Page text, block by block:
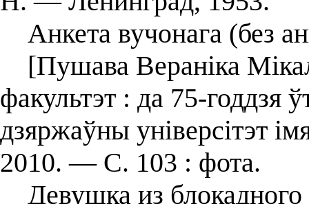
Анкета вучонага (без
[Пушава Вераніка
факультэт : да 75-годдзя
дзяржаўны універсітэт
2010. — С. 103 : фота.
Девушка из